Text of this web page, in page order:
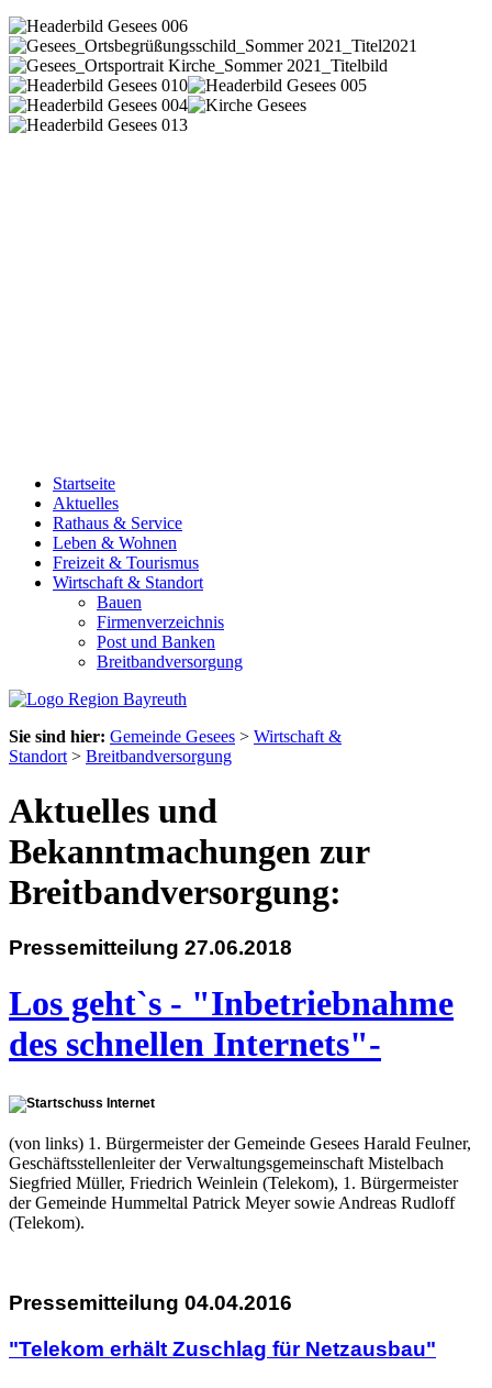
Startseite
Aktuelles
Rathaus & Service
Leben & Wohnen
Freizeit & Tourismus
Wirtschaft & Standort
Bauen
Firmenverzeichnis
Post und Banken
Breitbandversorgung
Sie sind hier: Gemeinde Gesees > Wirtschaft &
Standort > Breitbandversorgung
Aktuelles und
Bekanntmachungen zur
Breitbandversorgung:
Pressemitteilung 27.06.2018
Los geht`s - "Inbetriebnahme
des schnellen Internets"-
(von links) 1. Bürgermeister der Gemeinde Gesees Harald Feulner,
Geschäftsstellenleiter der Verwaltungsgemeinschaft Mistelbach
Siegfried Müller, Friedrich Weinlein (Telekom), 1. Bürgermeister
der Gemeinde Hummeltal Patrick Meyer sowie Andreas Rudloff
(Telekom).
Pressemitteilung 04.04.2016
"Telekom erhält Zuschlag für Netzausbau"